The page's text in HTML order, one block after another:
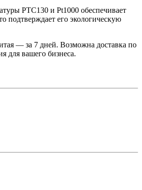
PTC130 и Pt1000 обеспечивает
подтверждает его экологическую
— за 7 дней. Возможна доставка по
для вашего бизнеса.